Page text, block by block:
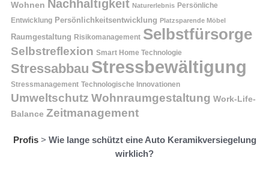
Wohnen Nachhaltigkeit Naturerlebnis Persönliche
Entwicklung Persönlichkeitsentwicklung Platzsparende Möbel
Raumgestaltung Risikomanagement Selbstfürsorge
Selbstreflexion Smart Home Technologie
Stressabbau Stressbewältigung
Stressmanagement Technologische Innovationen
Umweltschutz Wohnraumgestaltung Work-Life-
Balance Zeitmanagement
Profis> Wie lange schützt eine Auto Keramikversiegelung
wirklich?